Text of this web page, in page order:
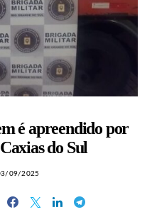
é apreendido por
do Sul
09/2025